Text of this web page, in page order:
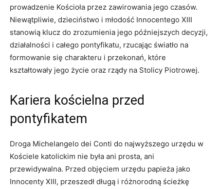
prowadzenie Kościoła przez zawirowania jego czasów.
Niewątpliwie, dzieciństwo i młodość Innocentego XIII
stanowią klucz do zrozumienia jego późniejszych decyzji,
działalności i całego pontyfikatu, rzucając światło na
formowanie się charakteru i przekonań, które
kształtowały jego życie oraz rządy na Stolicy Piotrowej.
Kariera kościelna przed
pontyfikatem
Droga Michelangelo dei Conti do najwyższego urzędu w
Kościele katolickim nie była ani prosta, ani
przewidywalna. Przed objęciem urzędu papieża jako
Innocenty XIII, przeszedł długą i różnorodną ścieżkę